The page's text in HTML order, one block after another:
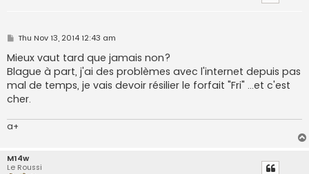
P
s
t
Thu Nov 13, 2014 12:43 am
Mieux vaut tard que jamais non?
Blague à part, j'ai des problèmes avec l'internet depuis pas
mal de temps, je vais devoir résilier le forfait "Fri" ...et c'est
cher.
a+
M14w
Le Roussi